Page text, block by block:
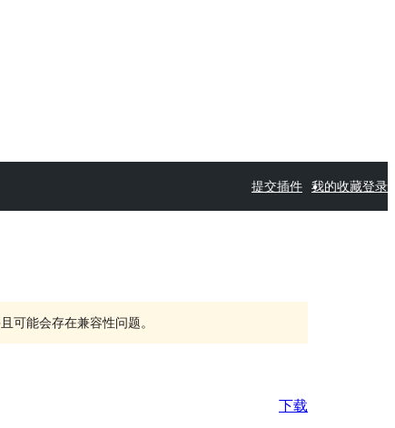
提交插件 我的收藏登录
可能会存在兼容性问题。
下载